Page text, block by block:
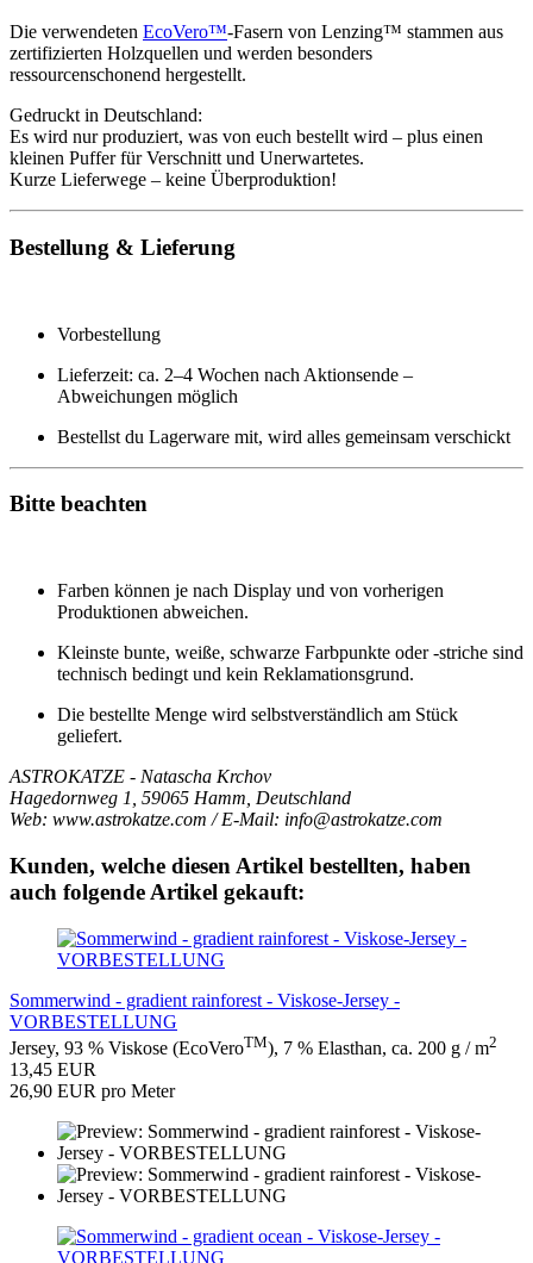
Die verwendeten EcoVero™-Fasern von Lenzing™ stammen aus
zertifizierten Holzquellen und werden besonders
ressourcenschonend hergestellt.
Gedruckt in Deutschland:
Es wird nur produziert, was von euch bestellt wird – plus einen
kleinen Puffer für Verschnitt und Unerwartetes.
Kurze Lieferwege – keine Überproduktion!
Bestellung & Lieferung
Vorbestellung
Lieferzeit: ca. 2–4 Wochen nach Aktionsende –
Abweichungen möglich
Bestellst du Lagerware mit, wird alles gemeinsam verschickt
Bitte beachten
Farben können je nach Display und von vorherigen
Produktionen abweichen.
Kleinste bunte, weiße, schwarze Farbpunkte oder -striche sind
technisch bedingt und kein Reklamationsgrund.
Die bestellte Menge wird selbstverständlich am Stück
geliefert.
ASTROKATZE - Natascha Krchov
Hagedornweg 1, 59065 Hamm, Deutschland
Web: www.astrokatze.com / E-Mail: info@astrokatze.com
Kunden, welche diesen Artikel bestellten, haben
auch folgende Artikel gekauft:
Sommerwind - gradient rainforest - Viskose-Jersey -
VORBESTELLUNG
Jersey, 93 % Viskose (EcoVeroTM), 7 % Elasthan, ca. 200 g / m2
13,45 EUR
26,90 EUR pro Meter